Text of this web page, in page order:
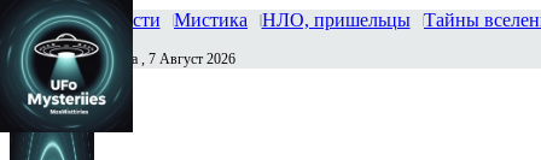
Главная Новости Мистика НЛО, пришельцы Тайны
Сегодня Пятница , 7 Август 2026